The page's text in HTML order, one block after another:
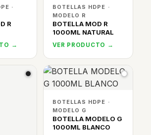
·
R
→
BOTELLAS HDPE ·
MODELO R
BOTELLA MOD R
1000ML NATURAL
VER PRODUCTO →
BOTELLAS HDPE ·
MODELO G
BOTELLA MODELO G
1000ML BLANCO